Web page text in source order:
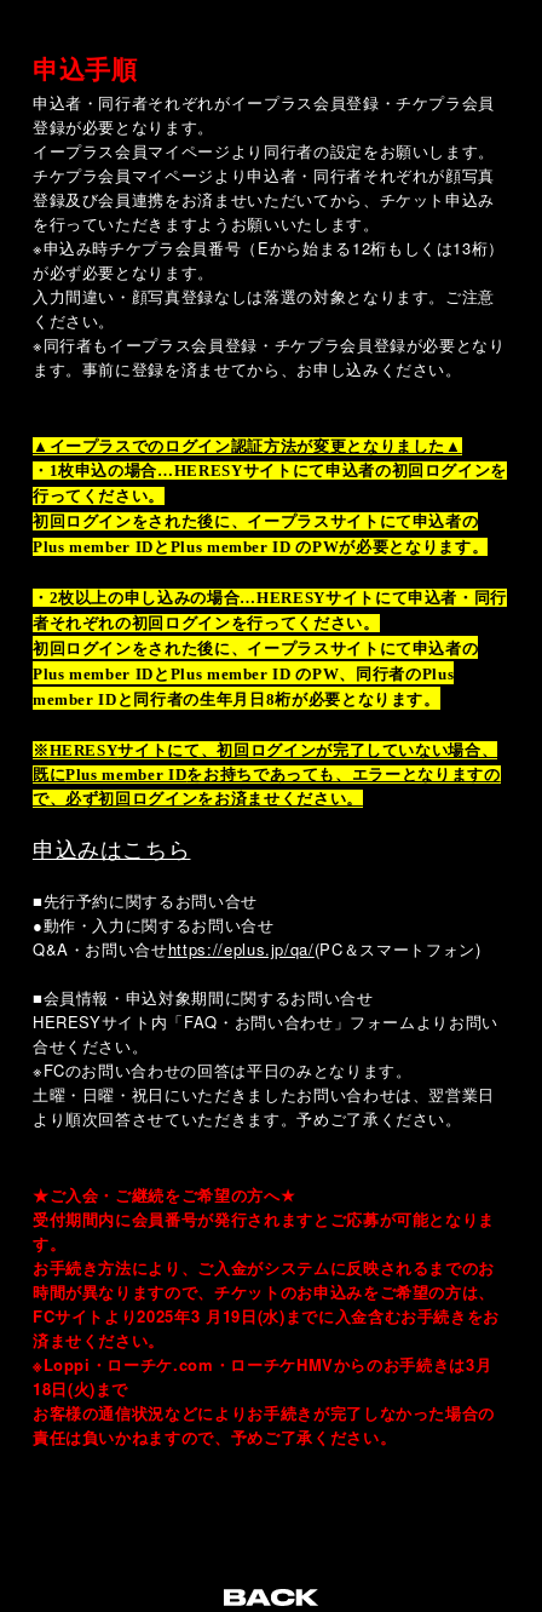
申込手順
申込者・同行者それぞれがイープラス会員登録・チケプラ会員
登録が必要となります。
イープラス会員マイページより同行者の設定をお願いします。
チケプラ会員マイページより申込者・同行者それぞれが顔写真
登録及び会員連携をお済ませいただいてから、チケット申込み
を行っていただきますようお願いいたします。
※申込み時チケプラ会員番号（ Eから始まる12桁もしくは13桁）
が必ず必要となります。
入力間違い・顔写真登録なしは落選の対象となります。ご注意
ください。
※同行者もイープラス会員登録・チケプラ会員登録が必要となり
ます。事前に登録を済ませてから、お申し込みください。
▲イープラスでのログイン認証方法が変更となりました▲
・ 1枚申込の場合…HERESYサイトにて申込者の初回ログインを
行ってください。
初回ログインをされた後に、イープラスサイトにて申込者の
Plus member ID と Plus member IDのPWが必要となります。
・ 2枚以上の申し込みの場合…HERESYサイトにて申込者・同行
者それぞれの初回ログインを行ってください。
初回ログインをされた後に、イープラスサイトにて申込者の
Plus member ID と Plus member IDのPW、同行者のPlus
member ID と同行者の生年月日 8桁が必要となります。
※HERESYサイトにて、初回ログインが完了していない場合、
既にPlus member IDをお持ちであっても、エラーとなりますの
で、必ず初回ログインをお済ませください。
申込みはこちら
■先行予約に関するお問い合せ
●動作・入力に関するお問い合せ
Q&A ・お問い合せhttps://eplus.jp/qa/(PC＆スマートフォン)
■会員情報・申込対象期間に関するお問い合せ
HERESYサイト内「FAQ ・お問い合わせ」フォームよりお問い
合せください。
※FCのお問い合わせの回答は平日のみとなります。
土曜・日曜・祝日にいただきましたお問い合わせは、翌営業日
より順次回答させていただきます。予めご了承ください。
★ご入会・ご継続をご希望の方へ★
受付期間内に会員番号が発行されますとご応募が可能となりま
す。
お手続き方法により、ご入金がシステムに反映されるまでのお
時間が異なりますので、チケットのお申込みをご希望の方は、
FCサイトより2025年3 月19日(水)までに入金含むお手続きをお
済ませください。
※Loppi ・ローチケ.com ・ローチケHMVからのお手続きは3月
18日(火)まで
お客様の通信状況などによりお手続きが完了しなかった場合の
責任は負いかねますので、予めご了承ください。